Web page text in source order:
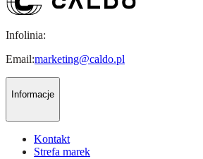
Infolinia:
Email:marketing@caldo.pl
Informacje
Kontakt
Strefa marek